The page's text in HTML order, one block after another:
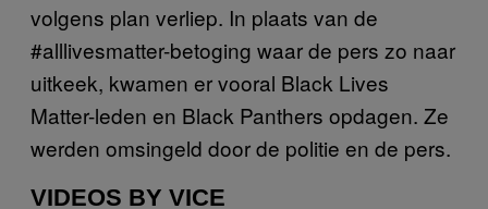
volgens plan verliep. In plaats van de
#alllivesmatter-betoging waar de pers zo naar
uitkeek, kwamen er vooral Black Lives
Matter-leden en Black Panthers opdagen. Ze
werden omsingeld door de politie en de pers.
VIDEOS BY VICE